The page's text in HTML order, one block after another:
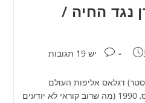
הרקדן נגד החיה /
תגובות:
יש 19 תגובות
דגלאס אליפות העולם
במשקל כבד באגרוף לאס וגאס, 1990 (מה שרוב קוראי לא יודעים